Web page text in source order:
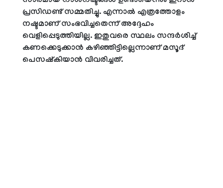
പ്രസിഡണ്ട് സമ്മതിച്ചു. എന്നാൽ എത്രത്തോളം
നഷ്ടമാണ് സംഭവിച്ചതെന്ന് അദ്ദേഹം
വെളിപ്പെടുത്തിയില്ല. ഇതുവരെ സ്ഥലം സന്ദർശിച്ച്
കണക്കെടുക്കാൻ കഴിഞ്ഞിട്ടില്ലെന്നാണ് മസൂദ്
പെസഷ്‌കിയാൻ വിവരിച്ചത്.